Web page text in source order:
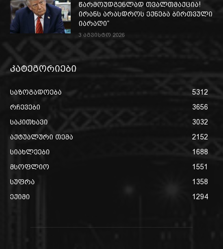
წარმოუდგენლად თვალთმაქცია!
ირანს არასდროს ექნება ბირთვული
იარაღი“
3 აგვისტო 2026
კატეგორიები
საზოგადოება
5312
რჩევები
3656
საკითხავი
3032
აქტუალური თემა
2152
სიახლეები
1688
მსოფლიო
1551
სუფრა
1358
ექიმი
1294